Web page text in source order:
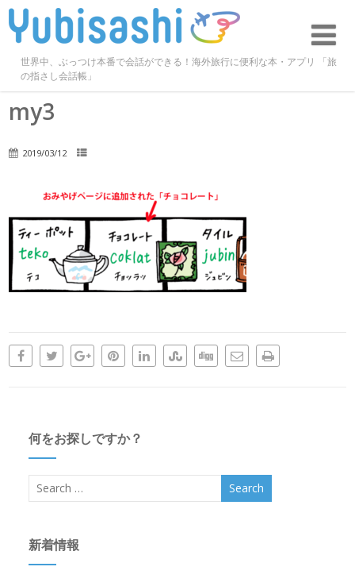
世界中、ぶっつけ本番で会話ができる！海外旅行に便利な本・アプリ 「旅
の指さし会話帳」
my3
2019/03/12
何をお探しですか？
新着情報